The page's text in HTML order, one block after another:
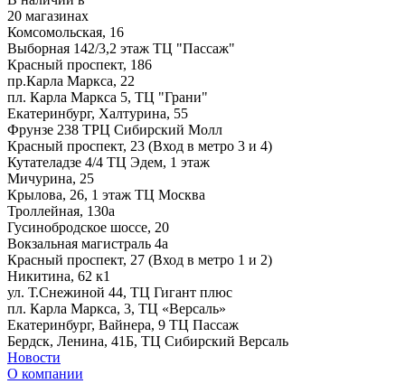
20 магазинах
Комсомольская, 16
Выборная 142/3,2 этаж ТЦ "Пассаж"
Красный проспект, 186
пр.Карла Маркса, 22
пл. Карла Маркса 5, ТЦ "Грани"
Екатеринбург, Халтурина, 55
Фрунзе 238 ТРЦ Сибирский Молл
Красный проспект, 23 (Вход в метро 3 и 4)
Кутателадзе 4/4 ТЦ Эдем, 1 этаж
Мичурина, 25
Крылова, 26, 1 этаж ТЦ Москва
Троллейная, 130а
Гусинобродское шоссе, 20
Вокзальная магистраль 4а
Красный проспект, 27 (Вход в метро 1 и 2)
Никитина, 62 к1
ул. Т.Снежиной 44, ТЦ Гигант плюс
пл. Карла Маркса, 3, ТЦ «Версаль»
Екатеринбург, Вайнера, 9 ТЦ Пассаж
Бердск, Ленина, 41Б, ТЦ Сибирский Версаль
Новости
О компании